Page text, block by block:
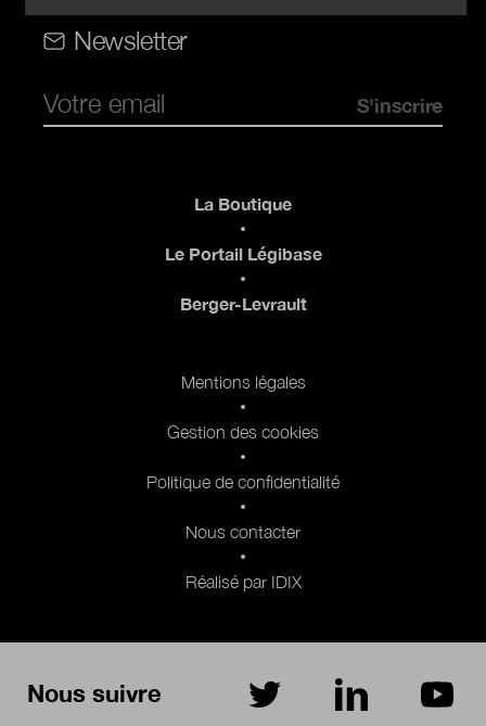
Rubriques (web)
Newsletter
Nous suivre sur Twitter sur LinkedInsur
La Boutique
Le Portail Légibase
Berger-Levrault
Mentions légales
Gestion des cookies
Politique de confidentialité
Nous contacter
Réalisé par IDIX